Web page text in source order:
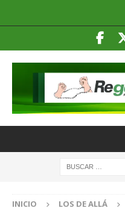
INICIO LOS DE ALLÁ